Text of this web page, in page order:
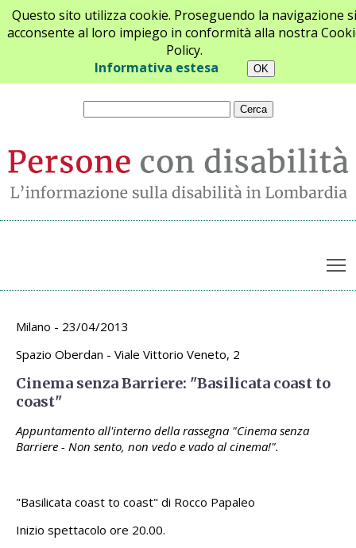
Questo sito utilizza cookie. Proseguendo la navigazione si
acconsente al loro impiego in conformità alla nostra
Policy.
Informativa estesa
Chi siamo Newsletter Contatti
Archivio appuntamenti
Milano - 23/04/2013
Spazio Oberdan - Viale Vittorio Veneto, 2
Cinema senza Barriere: "Basilicata coast to
coast"
Appuntamento all'interno della rassegna "Cinema senza
Barriere - Non sento, non vedo e vado al cinema!".
"Basilicata coast to coast" di Rocco Papaleo
Inizio spettacolo ore 20.00.